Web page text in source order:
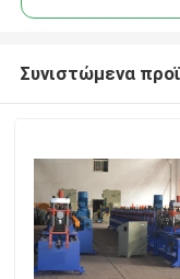
Συνιστώμενα